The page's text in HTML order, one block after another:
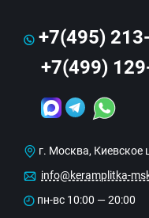
+7(495)
+7(499)
г. Москва, Киевское
info@keramplitka-
пн-вс 10:00 — 20:00